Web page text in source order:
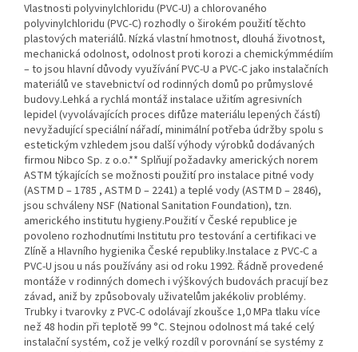
Vlastnosti polyvinylchloridu (PVC-U) a chlorovaného
polyvinylchloridu (PVC-C) rozhodly o širokém použití těchto
plastových materiálů. Nízká vlastní hmotnost, dlouhá životnost,
mechanická odolnost, odolnost proti korozi a chemickýmmédiím
– to jsou hlavní důvody využívání PVC-U a PVC-C jako instalačních
materiálů ve stavebnictví od rodinných domů po průmyslové
budovy.Lehká a rychlá montáž instalace užitím agresivních
lepidel (vyvolávajících proces difůze materiálu lepených částí)
nevyžadující speciální nářadí, minimální potřeba údržby spolu s
estetickým vzhledem jsou další výhody výrobků dodávaných
firmou Nibco Sp. z o.o.** Splňují požadavky amerických norem
ASTM týkajících se možnosti použití pro instalace pitné vody
(ASTM D – 1785 , ASTM D – 2241) a teplé vody (ASTM D – 2846),
jsou schváleny NSF (National Sanitation Foundation), tzn.
amerického institutu hygieny.Použití v České republice je
povoleno rozhodnutími Institutu pro testování a certifikaci ve
Zlíně a Hlavního hygienika České republiky.Instalace z PVC-C a
PVC-U jsou u nás používány asi od roku 1992. Řádně provedené
montáže v rodinných domech i výškových budovách pracují bez
závad, aniž by způsobovaly uživatelům jakékoliv problémy.
Trubky i tvarovky z PVC-C odolávají zkoušce 1,0 MPa tlaku více
než 48 hodin při teplotě 99 °C. Stejnou odolnost má také celý
instalační systém, což je velký rozdíl v porovnání se systémy z